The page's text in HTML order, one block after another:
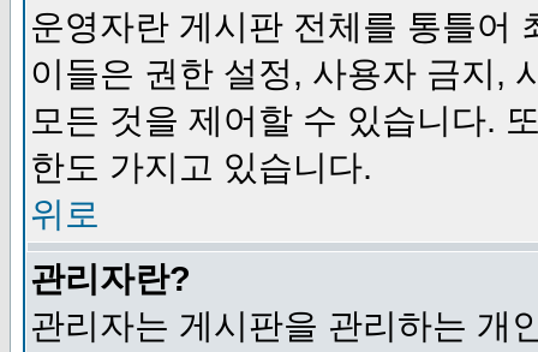
운영자란 게시판 전체를 통틀어
이들은 권한 설정, 사용자 금지,
모든 것을 제어할 수 있습니다.
한도 가지고 있습니다.
위로
관리자란?
관리자는 게시판을 관리하는 개